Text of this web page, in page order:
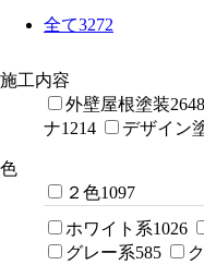
全て3272
施工内容
外壁屋根塗装2648
ナ1214 デザイン
色
２色1097
ホワイト系1026
グレー系585